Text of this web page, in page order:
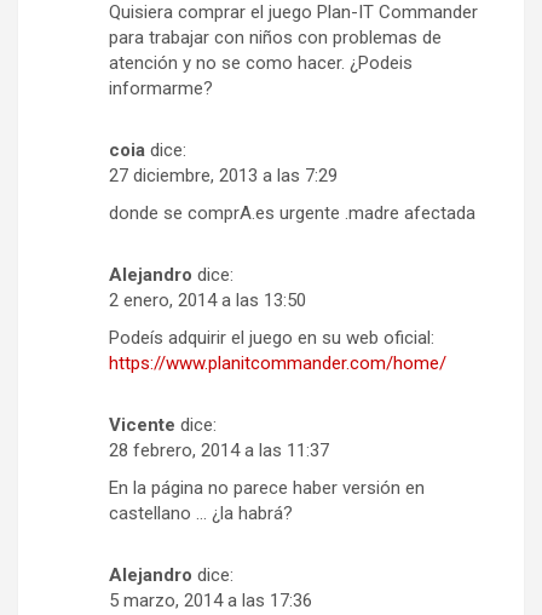
Quisiera comprar el juego Plan-IT Commander
para trabajar con niños con problemas de
atención y no se como hacer. ¿Podeis
informarme?
coia dice:
27 diciembre, 2013 a las 7:29
donde se comprA.es urgente .madre afectada
Alejandro dice:
2 enero, 2014 a las 13:50
Podeís adquirir el juego en su web oficial:
https://www.planitcommander.com/home/
Vicente dice:
28 febrero, 2014 a las 11:37
En la página no parece haber versión en
castellano … ¿la habrá?
Alejandro dice:
5 marzo, 2014 a las 17:36